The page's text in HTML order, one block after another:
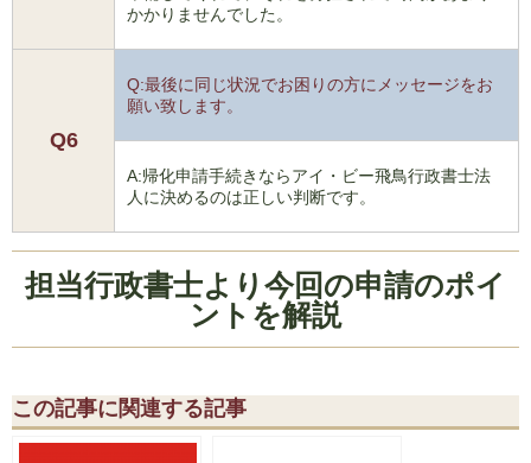
かかりませんでした。
Q6
Q:最後に同じ状況でお困りの方にメッセージをお
願い致します。
A:帰化申請手続きならアイ・ビー飛鳥行政書士法
人に決めるのは正しい判断です。
担当行政書士より今回の申請のポイ
ントを解説
この記事に関連する記事